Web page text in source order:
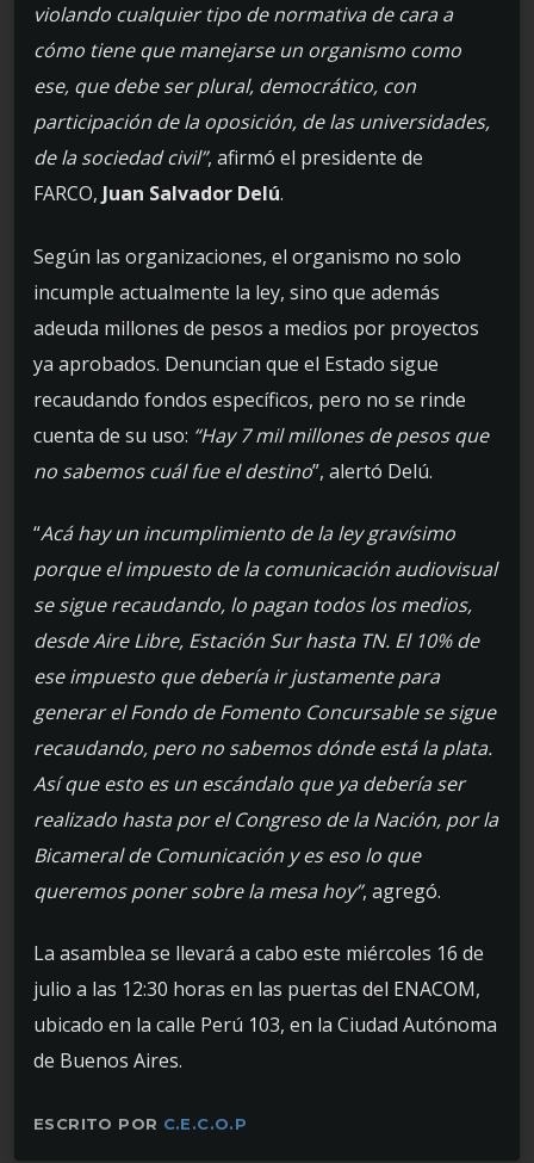
violando cualquier tipo de normativa de cara a
cómo tiene que manejarse un organismo como
ese, que debe ser plural, democrático, con
participación de la oposición, de las universidades,
de la sociedad civil”, afirmó el presidente de
FARCO, Juan Salvador Delú.
Según las organizaciones, el organismo no solo
incumple actualmente la ley, sino que además
adeuda millones de pesos a medios por proyectos
ya aprobados. Denuncian que el Estado sigue
recaudando fondos específicos, pero no se rinde
cuenta de su uso: “Hay 7 mil millones de pesos que
no sabemos cuál fue el destino”, alertó Delú.
“Acá hay un incumplimiento de la ley gravísimo
porque el impuesto de la comunicación audiovisual
se sigue recaudando, lo pagan todos los medios,
desde Aire Libre, Estación Sur hasta TN. El 10% de
ese impuesto que debería ir justamente para
generar el Fondo de Fomento Concursable se sigue
recaudando, pero no sabemos dónde está la plata.
Así que esto es un escándalo que ya debería ser
realizado hasta por el Congreso de la Nación, por la
Bicameral de Comunicación y es eso lo que
queremos poner sobre la mesa hoy”, agregó.
La asamblea se llevará a cabo este miércoles 16 de
julio a las 12:30 horas en las puertas del ENACOM,
ubicado en la calle Perú 103, en la Ciudad Autónoma
de Buenos Aires.
ESCRITO POR C.E.C.O.P